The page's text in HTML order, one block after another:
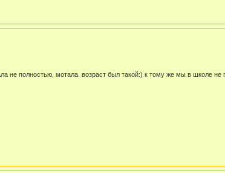
не полностью, мотала. возраст был такой:) к тому же мы в школе